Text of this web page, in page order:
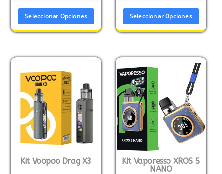
Seleccionar Opciones Seleccionar Opciones
Kit Voopoo Drag X3
Kit Vaporesso XROS 5
NANO